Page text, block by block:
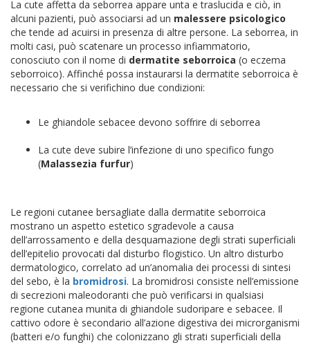
La cute affetta da seborrea appare unta e traslucida e ciò, in
alcuni pazienti, può associarsi ad un malessere psicologico
che tende ad acuirsi in presenza di altre persone. La seborrea, in
molti casi, può scatenare un processo infiammatorio,
conosciuto con il nome di dermatite seborroica (o eczema
seborroico). Affinché possa instaurarsi la dermatite seborroica è
necessario che si verifichino due condizioni:
Le ghiandole sebacee devono soffrire di seborrea
La cute deve subire l’infezione di uno specifico fungo
(Malassezia furfur)
Le regioni cutanee bersagliate dalla dermatite seborroica
mostrano un aspetto estetico sgradevole a causa
dell’arrossamento e della desquamazione degli strati superficiali
dell’epitelio provocati dal disturbo flogistico. Un altro disturbo
dermatologico, correlato ad un’anomalia dei processi di sintesi
del sebo, è la bromidrosi. La bromidrosi consiste nell’emissione
di secrezioni maleodoranti che può verificarsi in qualsiasi
regione cutanea munita di ghiandole sudoripare e sebacee. Il
cattivo odore è secondario all’azione digestiva dei microrganismi
(batteri e/o funghi) che colonizzano gli strati superficiali della